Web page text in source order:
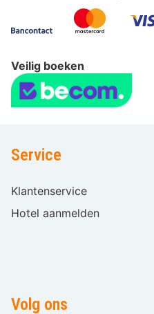
Veilig boeken
Service
Klantenservice
Hotel aanmelden
Volg ons